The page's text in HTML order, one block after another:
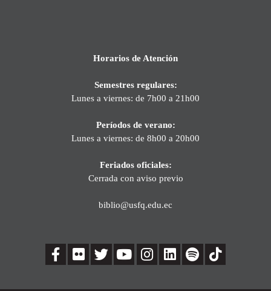
Horarios de Atención
Semestres regulares:
Lunes a viernes: de 7h00 a 21h00
Períodos de verano:
Lunes a viernes: de 8h00 a 20h00
Feriados oficiales:
Cerrada con aviso previo
biblio@usfq.edu.ec